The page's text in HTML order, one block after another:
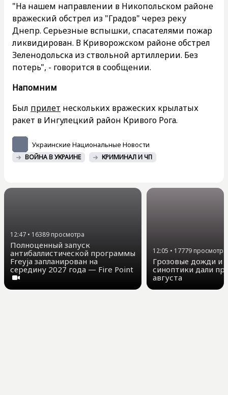
"На нашем направлении в Никопольском районе
вражеский обстрел из "Градов" через реку
Днепр. Серьезные вспышки, спасателями пожар
ликвидирован. В Криворожском районе обстрел
Зеленодольска из ствольной артиллерии. Без
потерь", - говорится в сообщении.
Напомним
Был прилет нескольких вражеских крылатых
ракет в Ингулецкий район Кривого Рога.
Украинские Национальные Новости
ВОЙНА В УКРАИНЕ КРИМИНАЛ И ЧП
12:47 • 16389 просмотра
Полноценный запуск
антибаллистической программы
Freyja запланирован на
середину 2027 года — Fire Point
12:05 • 17779просмотра
Грозовые дожди и
синоптики дали
августа